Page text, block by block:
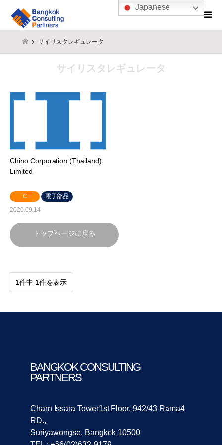
サイリスタレギュレータ
サイリスタレギュレータ
Chino Corporation (Thailand)
Limited
C
電子部品
2020.09.14
トップページに戻る
1件中 1件を表示
BANGKOK CONSULTING
PARTNERS
Charn Issara Tower1st Floor, 942/43 Rama4
RD.,
Suriyawongse, Bangkok 10500
Japanese